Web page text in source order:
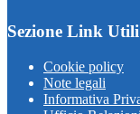
Sezione Link Utili
Cookie policy
Note legali
Informativa